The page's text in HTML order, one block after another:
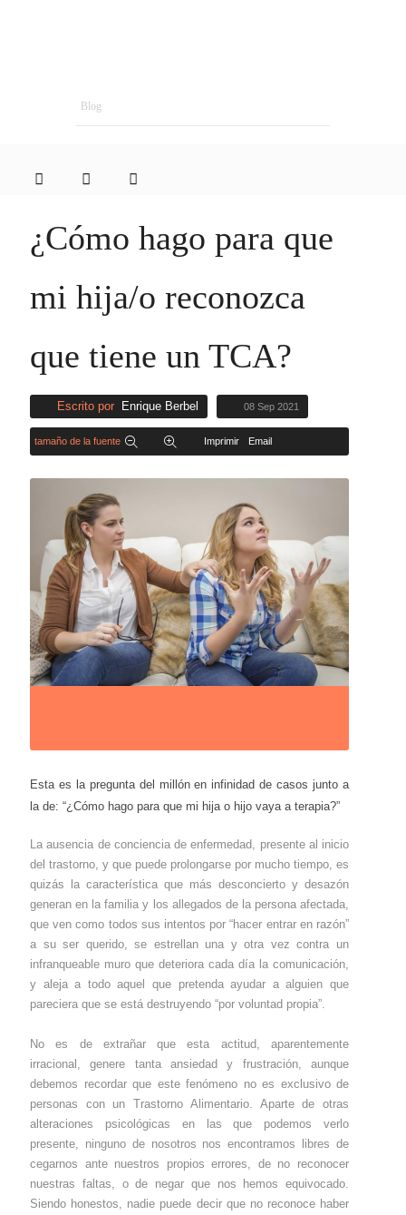
Blog
¿Cómo hago para que
mi hija/o reconozca
que tiene un TCA?
Escrito por Enrique Berbel 08 Sep 2021
tamaño de la fuente Imprimir Email
Esta es la pregunta del millón en infinidad de casos junto a
la de: “¿Cómo hago para que mi hija o hijo vaya a terapia?”
La ausencia de conciencia de enfermedad, presente al inicio
del trastorno, y que puede prolongarse por mucho tiempo, es
quizás la característica que más desconcierto y desazón
generan en la familia y los allegados de la persona afectada,
que ven como todos sus intentos por “hacer entrar en razón”
a su ser querido, se estrellan una y otra vez contra un
infranqueable muro que deteriora cada día la comunicación,
y aleja a todo aquel que pretenda ayudar a alguien que
pareciera que se está destruyendo “por voluntad propia”.
No es de extrañar que esta actitud, aparentemente
irracional, genere tanta ansiedad y frustración, aunque
debemos recordar que este fenómeno no es exclusivo de
personas con un Trastorno Alimentario. Aparte de otras
alteraciones psicológicas en las que podemos verlo
presente, ninguno de nosotros nos encontramos libres de
cegarnos ante nuestros propios errores, de no reconocer
nuestras faltas, o de negar que nos hemos equivocado.
Siendo honestos, nadie puede decir que no reconoce haber